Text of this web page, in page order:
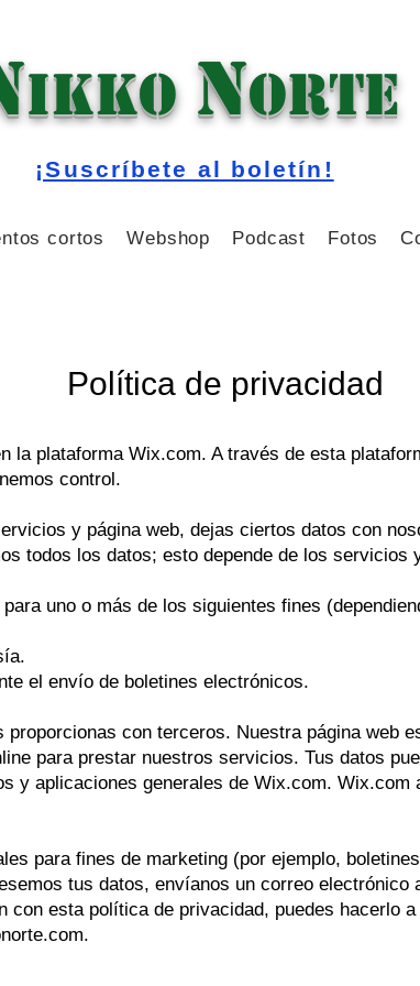
IKKO NORTE
¡Suscríbete al boletín!
cortos Webshop Podcast Fotos
Política de privacidad
la plataforma Wix.com. A través de esta
control.
y página web, dejas ciertos datos con
todos los datos; esto depende de los servicios
uno o más de los siguientes fines
el envío de boletines electrónicos.
con terceros. Nuestra página web
para prestar nuestros servicios. Tus datos
y aplicaciones generales de Wix.com. Wix.com
para fines de marketing (por ejemplo,
tus datos, envíanos un correo electrónico
con esta política de privacidad, puedes hacerlo
.